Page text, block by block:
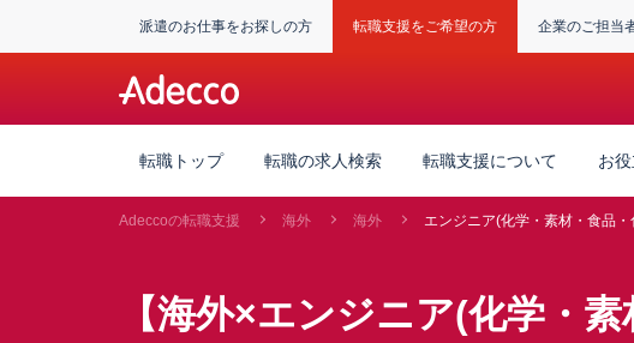
派遣のお仕事をお探しの方 転職支援をご希望の方 企業のご担当
転職トップ 転職の求人検索 転職支援について お
Adeccoの転職支援 海外 海外 エンジニア(化学・素材・食品・
【海外×エンジニア(化学・